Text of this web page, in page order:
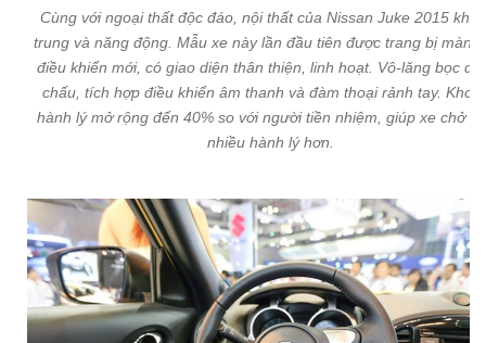
Cùng với ngoại thất độc đáo, nội thất của Nissan Juke 2015 khá
trung và năng động. Mẫu xe này lần đầu tiên được trang bị màn
điều khiển mới, có giao diện thân thiện, linh hoạt. Vô-lăng bọc da
chấu, tích hợp điều khiển âm thanh và đàm thoại rảnh tay.
hành lý mở rộng đến 40% so với người tiền nhiệm, giúp xe chở
nhiều hành lý hơn.